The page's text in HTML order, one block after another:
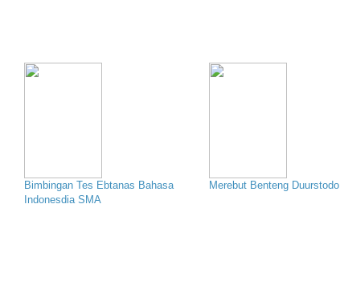
Bimbingan Tes Ebtanas Bahasa
Indonesdia SMA
Merebut Benteng Duurstodo